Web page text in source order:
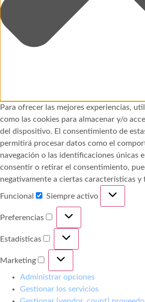
Para ofrecer las mejores experiencias,
como las cookies para almacenar y/o
del dispositivo. El consentimiento de
permitirá procesar datos como el
navegación o las identificaciones únicas
consentir o retirar el consentimiento,
negativamente a ciertas características y
Funcional Siempre activo
Preferencias
Estadísticas
Marketing
Administrar opciones
Gestionar los servicios